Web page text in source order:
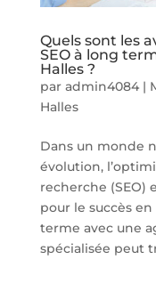
Quels sont les
SEO à long
Halles ?
par admin4084|
Halles
Dans un monde
évolution,
recherche (SEO)
pour le succès
terme avec une
spécialisée peut